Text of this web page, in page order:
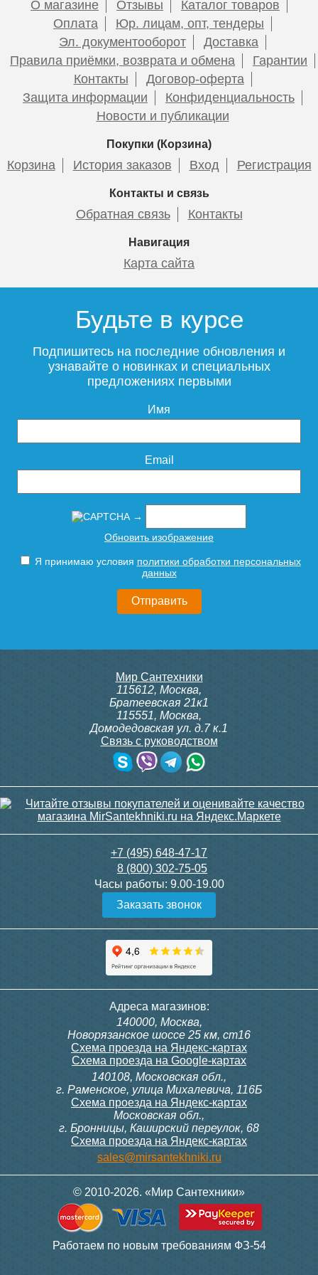
Радиатор биметаллический
THERMA Q2 500/80 8
секций 1064 Вт
5 080
Подробнее
Радиатор биметаллический
THERMA Q2 500/80 12
секций 1596 Вт
Подробнее
Чугунный радиатор
Радимакс (RETROstyle) IRIS
Подробнее
Чугунный радиатор
Радимакс (RETROstyle)
BRISTOL 800 1 секция
Подробнее
Чугунный радиатор
BRISTOL 600 1 секция
10 150
Чугунный радиатор
WINDSBOLD 600 1 секция
6 150
Чугунный радиатор
WINDSBOLD 400 1 секция
Чугунный радиатор
Радимакс (RETROstyle)
LOFT 600/070 1 секция
Чугунный радиатор
Радимакс (RETROstyle)
3 950
Подробнее
Чугунный радиатор
Радимакс (RETROstyle)
Подробнее
О магазине Отзывы
Каталог товаров
Оплата
Юр. лицам, опт, тендеры
Эл. документооборот
Доставка
Правила приёмки, возврата и обмена
Гарантии
Контакты
Договор-оферта
Защита информации
Конфиденциальность
Новости и публикации
Покупки (Корзина)
Корзина История заказов Вход Регистрация
Контакты и связь
Обратная связь Контакты
Навигация
Карта сайта
Будьте в курсе
Подпишитесь на последние обновления и
узнавайте о новинках и специальных
предложениях первыми
Имя
Email
→
Обновить изображение
Я принимаю условия политики обработки персональных
данных
Мир Сантехники
115612, Москва,
Братеевская 21к1
115551, Москва,
Домодедовская ул. д.7 к.1
Связь с руководством
+7 (495) 648-47-17
8 (800) 302-75-05
Часы работы: 9.00-19.00
Заказать звонок
Адреса магазинов:
140000, Москва,
Новорязанское шоссе 25 км, ст16
Схема проезда на Яндекс-картах
Схема проезда на Google-картах
140108, Московская обл.,
г. Раменское, улица Михалевича, 116Б
Схема проезда на Яндекс-картах
Московская обл.,
г. Бронницы, Каширский переулок, 68
Схема проезда на Яндекс-картах
sales@mirsantekhniki.ru
© 2010-2026. «Мир Сантехники»
Работаем по новым требованиям ФЗ-54